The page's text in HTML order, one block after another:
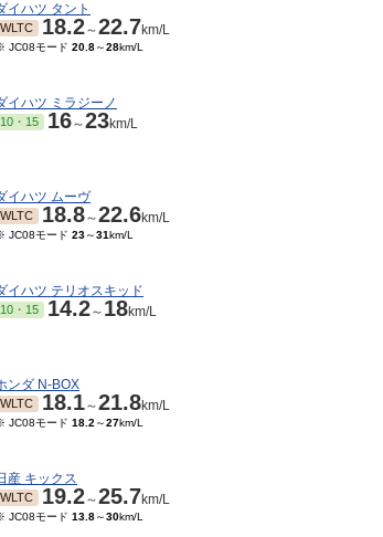
イハツ タント
WLTC 18.2～22.7km/L
JC08モード 20.8～28km/L
イハツ ミラジーノ
10・15 16～23km/L
イハツ ムーヴ
WLTC 18.8～22.6km/L
JC08モード 23～31km/L
イハツ テリオスキッド
10・15 14.2～ 18km/L
ンダ N-BOX
WLTC 18.1～21.8km/L
JC08モード 18.2 ～27km/L
産 キックス
WLTC 19.2～25.7km/L
JC08モード 13.8～30km/L